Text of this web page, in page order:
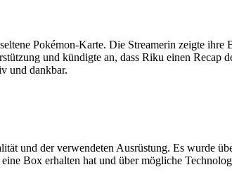
Pokémon-Karte. Die Streamerin zeigte
und kündigte an, dass Riku einen
und dankbar.
und der verwendeten Ausrüstung. Es wurde
Box erhalten hat und über mögliche